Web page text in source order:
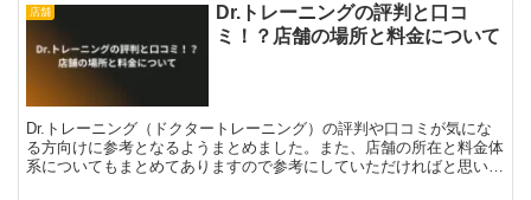
店舗
Dr.トレーニングの評判と口コ
ミ！？店舗の場所と料金について
Dr.トレーニング（ドクタートレーニング）の評判や口コミが気にな
る方向けに参考となるようまとめました。また、店舗の所在と料金体
系についてもまとめてありますので参考にしていただければと思いま